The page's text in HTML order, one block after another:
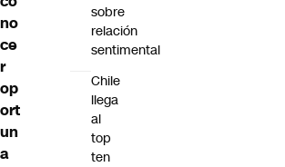
no
ce
r
op
ort
un
a
sobre
relación
sentimental
Chile
llega
al
top
ten